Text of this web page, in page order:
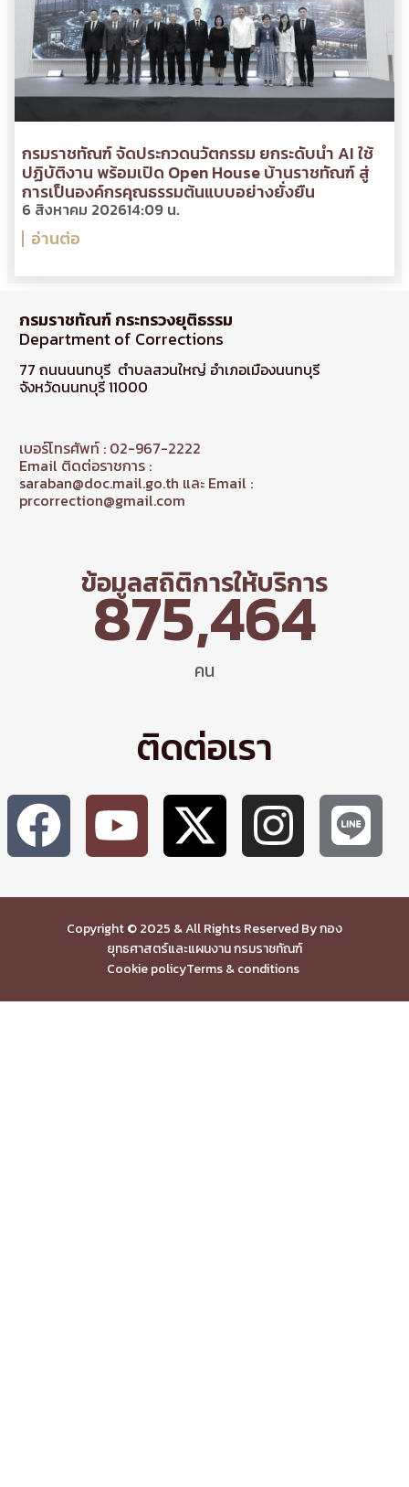
กรมราชทัณฑ์ จัดประกวดนวัตกรรม ยกระดับนำ AI ใช้
ปฏิบัติงาน พร้อมเปิด Open House บ้านราชทัณฑ์ สู่
การเป็นองค์กรคุณธรรมต้นแบบอย่างยั่งยืน
6 สิงหาคม 202614:09 น.
อ่านต่อ
กรมราชทัณฑ์ กระทรวงยุติธรรม
Department of Corrections
77 ถนนนนทบุรี ตำบลสวนใหญ่ อำเภอเมืองนนทบุรี
จังหวัดนนทบุรี 11000
เบอร์โทรศัพท์ : 02-967-2222
Email ติดต่อราชการ :
saraban@doc.mail.go.th และ Email :
prcorrection@gmail.com
ข้อมูลสถิติการให้บริการ
คน
875,464
ติดต่อเรา
Copyright © 2025 & All Rights Reserved By กอง
ยุทธศาสตร์และแผนงาน กรมราชทัณฑ์
Cookie policyTerms & conditions